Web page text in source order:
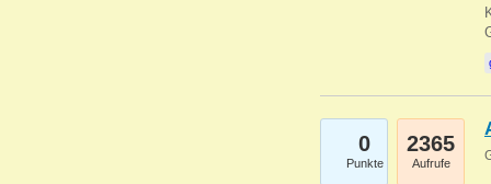
0
Punkte
2365
Aufrufe